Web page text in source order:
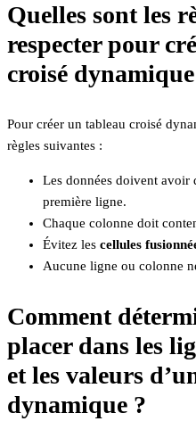
Quelles sont les
respecter pour
croisé
Pour créer un tableau croisé
règles suivantes :
Les données doivent avoir
première ligne.
Chaque colonne doit
Évitez les cellules
Aucune ligne ou colonne
Comment
placer dans les
et les valeurs
dynamique ?